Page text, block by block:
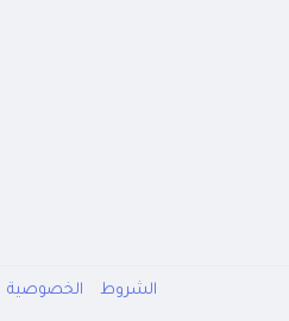
الشروط الخصوصية